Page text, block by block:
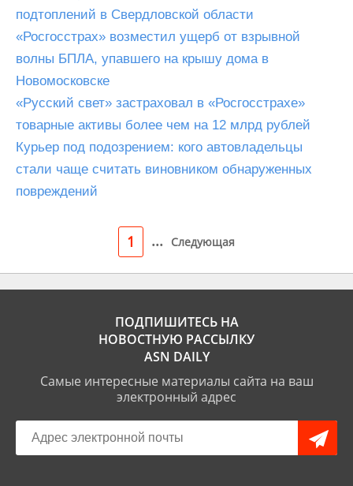
подтоплений в Свердловской области
«Росгосстрах» возместил ущерб от взрывной
волны БПЛА, упавшего на крышу дома в
Новомосковске
«Русский свет» застраховал в «Росгосстрахе»
товарные активы более чем на 12 млрд рублей
Курьер под подозрением: кого автовладельцы
стали чаще считать виновником обнаруженных
повреждений
1 ... Следующая
ПОДПИШИТЕСЬ НА
НОВОСТНУЮ РАССЫЛКУ
ASN DAILY
Самые интересные материалы сайта на ваш
электронный адрес